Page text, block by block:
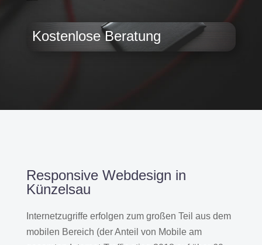
Kostenlose Beratung
Responsive Webdesign in
Künzelsau
Internetzugriffe erfolgen zum großen Teil aus dem
mobilen Bereich (der Anteil von Mobile am